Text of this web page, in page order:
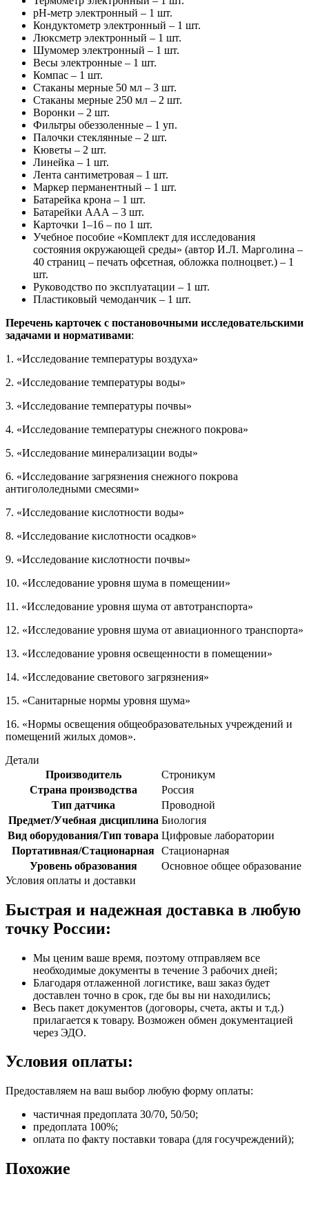
рН-метр электронный – 1 шт.
Кондуктометр электронный – 1 шт.
Люксметр электронный – 1 шт.
Шумомер электронный – 1 шт.
Весы электронные – 1 шт.
Компас – 1 шт.
Стаканы мерные 50 мл – 3 шт.
Стаканы мерные 250 мл – 2 шт.
Воронки – 2 шт.
Фильтры обеззоленные – 1 уп.
Палочки стеклянные – 2 шт.
Кюветы – 2 шт.
Линейка – 1 шт.
Лента сантиметровая – 1 шт.
Маркер перманентный – 1 шт.
Батарейка крона – 1 шт.
Батарейки ААА – 3 шт.
Карточки 1–16 – по 1 шт.
Учебное пособие «Комплект для исследования
состояния окружающей среды» (автор И.Л. Марголина –
40 страниц – печать офсетная, обложка полноцвет.) – 1
шт.
Руководство по эксплуатации – 1 шт.
Пластиковый чемоданчик – 1 шт.
Перечень карточек с постановочными исследовательскими
задачами и нормативами:
1. «Исследование температуры воздуха»
2. «Исследование температуры воды»
3. «Исследование температуры почвы»
4. «Исследование температуры снежного покрова»
5. «Исследование минерализации воды»
6. «Исследование загрязнения снежного покрова
антигололедными смесями»
7. «Исследование кислотности воды»
8. «Исследование кислотности осадков»
9. «Исследование кислотности почвы»
10. «Исследование уровня шума в помещении»
11. «Исследование уровня шума от автотранспорта»
12. «Исследование уровня шума от авиационного транспорта»
13. «Исследование уровня освещенности в помещении»
14. «Исследование светового загрязнения»
15. «Санитарные нормы уровня шума»
16. «Нормы освещения общеобразовательных учреждений и
помещений жилых домов».
Детали
Производитель
Строникум
Страна производства
Россия
Тип датчика
Проводной
Предмет/Учебная дисциплина Биология
Вид оборудования/Тип товара Цифровые лаборатории
Портативная/Стационарная Стационарная
Уровень образования
Основное общее образование
Условия оплаты и доставки
Быстрая и надежная доставка в любую
точку России:
Мы ценим ваше время, поэтому отправляем все
необходимые документы в течение 3 рабочих дней;
Благодаря отлаженной логистике, ваш заказ будет
доставлен точно в срок, где бы вы ни находились;
Весь пакет документов (договоры, счета, акты и т.д.)
прилагается к товару. Возможен обмен документацией
через ЭДО.
Условия оплаты:
Предоставляем на ваш выбор любую форму оплаты:
частичная предоплата 30/70, 50/50;
предоплата 100%;
оплата по факту поставки товара (для госучреждений);
Похожие